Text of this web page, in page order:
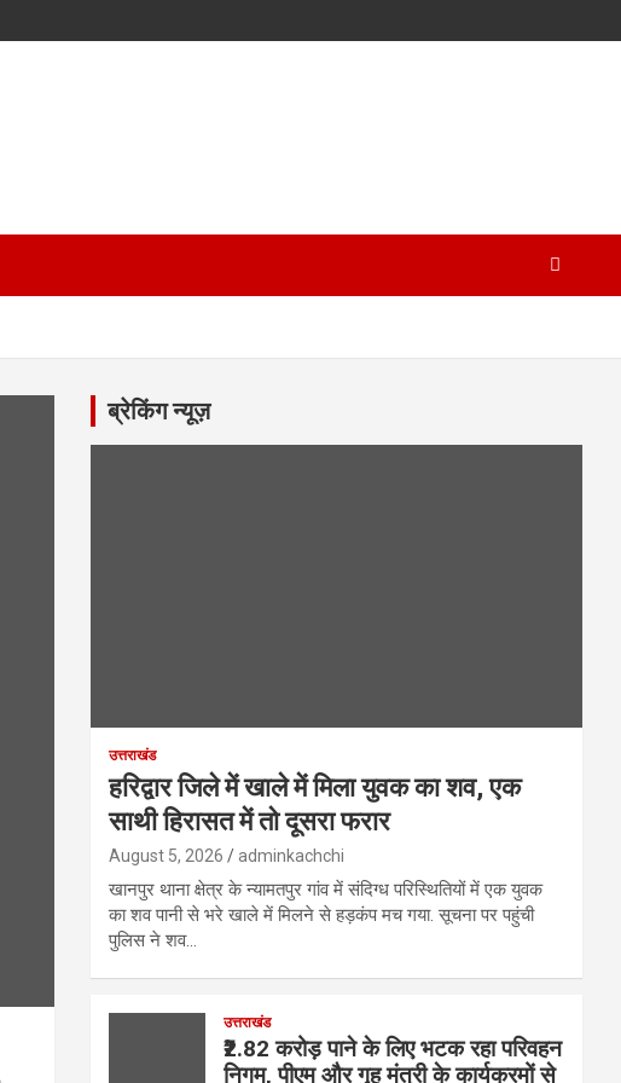
ब्रेकिंग न्यूज़
उत्तराखंड
हरिद्वार जिले में खाले में मिला युवक का शव, एक
साथी हिरासत में तो दूसरा फरार
August 5, 2026 adminkachchi
खानपुर थाना क्षेत्र के न्यामतपुर गांव में संदिग्ध परिस्थितियों में एक युवक
का शव पानी से भरे खाले में मिलने से हड़कंप मच गया. सूचना पर पहुंची
पुलिस ने शव…
उत्तराखंड
₹2.82 करोड़ पाने के लिए भटक रहा परिवहन
निगम, पीएम और गृह मंत्री के कार्यक्रमों से